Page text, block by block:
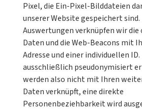
Pixel, die Ein-Pixel-Bilddateien
unserer Website gespeichert sind.
Auswertungen verknüpfen wir
Daten und die Web-Beacons mit
Adresse und einer individuellen
ausschließlich pseudonymisiert
werden also nicht mit Ihren
Daten verknüpft, eine direkte
Personenbeziehbarkeit wird